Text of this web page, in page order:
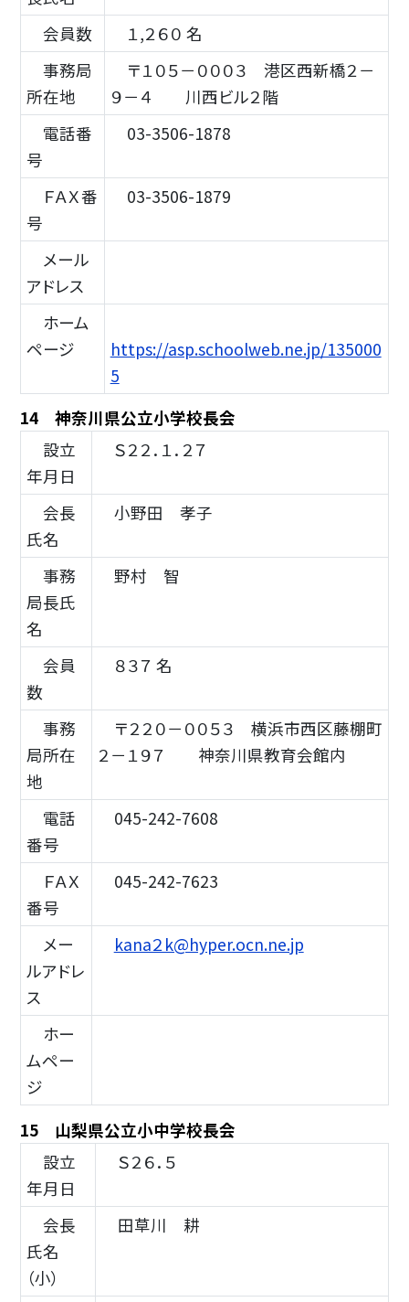
会員数
１,２６０ 名
事務局
所在地
〒１０５－０００３ 港区西新橋２－
９－４ 川西ビル２階
電話番
号
03-3506-1878
ＦＡＸ番
号
03-3506-1879
メール
アドレス
ホーム
ページ
https://asp.schoolweb.ne.jp/135000
5
14 神奈川県公立小学校長会
設立
年月日
Ｓ２２．１．２７
会長
氏名
小野田 孝子
事務
局長氏
名
野村 智
会員
数
８３７ 名
事務
局所在
地
〒２２０－００５３ 横浜市西区藤棚町
２－１９７ 神奈川県教育会館内
電話
番号
045-242-7608
ＦＡＸ
番号
045-242-7623
メー
ルアドレ
ス
kana２k@hyper.ocn.ne.jp
ホー
ムペー
ジ
15 山梨県公立小中学校長会
設立
年月日
Ｓ２６．５
会長
氏名
（小）
田草川 耕